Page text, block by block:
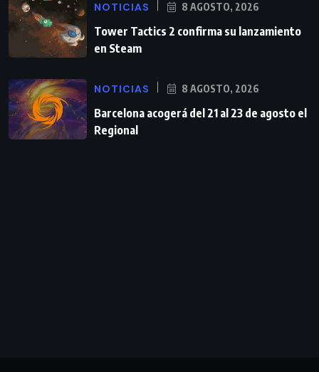
NOTICIAS 8 AGOSTO, 2026
Tower Tactics 2 confirma su lanzamiento
en Steam
NOTICIAS 8 AGOSTO, 2026
Barcelona acogerá del 21 al 23 de agosto el
Regional